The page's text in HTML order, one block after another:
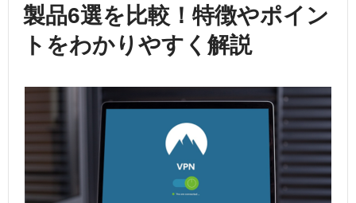
製品6選を比較！特徴やポイン
トをわかりやすく解説